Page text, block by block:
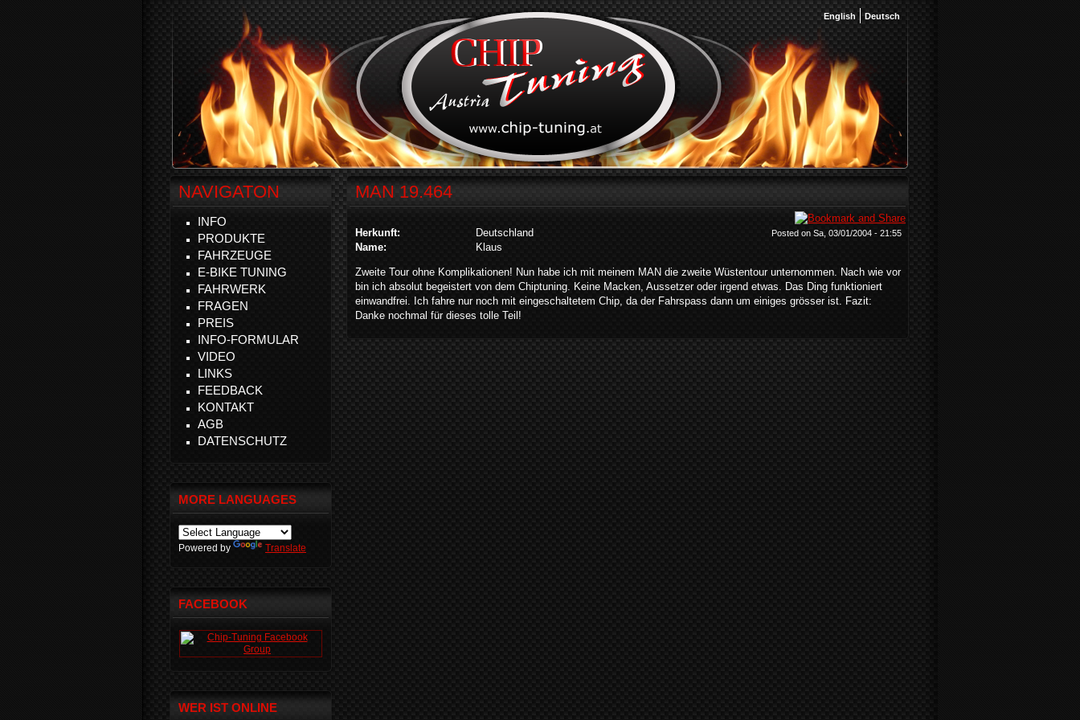
English Deutsch
MAN 19.464
Posted on Sa, 03/01/2004 - 21:55
Herkunft:
Deutschland
Name:
Klaus
Zweite Tour ohne Komplikationen! Nun habe ich mit meinem MAN die zweite Wüstentour unternommen. Nach wie vor
bin ich absolut begeistert von dem Chiptuning. Keine Macken, Aussetzer oder irgend etwas. Das Ding funktioniert
einwandfrei. Ich fahre nur noch mit eingeschaltetem Chip, da der Fahrspass dann um einiges grösser ist. Fazit:
Danke nochmal für dieses tolle Teil!
NAVIGATON
INFO
PRODUKTE
FAHRZEUGE
E-BIKE TUNING
FAHRWERK
FRAGEN
PREIS
INFO-FORMULAR
VIDEO
LINKS
FEEDBACK
KONTAKT
AGB
DATENSCHUTZ
MORE LANGUAGES
Powered by Translate
FACEBOOK
WER IST ONLINE